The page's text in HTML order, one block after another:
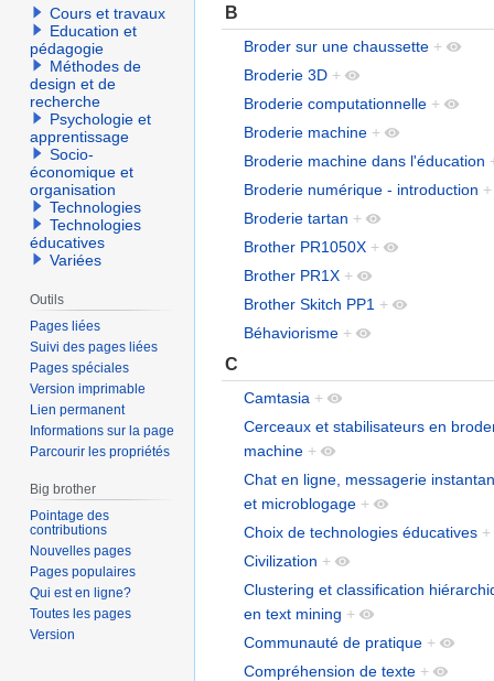
B
Broder sur une chaussette +
Broderie 3D +
Broderie computationnelle +
Broderie machine +
Broderie machine dans l'éducation
Broderie numérique - introduction +
Broderie tartan +
Brother PR1050X +
Brother PR1X +
Brother Skitch PP1 +
Béhaviorisme +
C
Camtasia +
Cerceaux et stabilisateurs en
machine +
Chat en ligne, messagerie
et microblogage +
Choix de technologies éducatives +
Civilization +
Clustering et classification
en text mining +
Communauté de pratique +
Compréhension de texte +
Cours et travaux
Education et
pédagogie
Méthodes de
design et de
recherche
Psychologie et
apprentissage
Socio-
économique et
organisation
Technologies
Technologies
éducatives
Variées
Outils
Pages liées
Suivi des pages liées
Pages spéciales
Version imprimable
Lien permanent
Informations sur la page
Parcourir les propriétés
Big brother
Pointage des
contributions
Nouvelles pages
Pages populaires
Qui est en ligne?
Toutes les pages
Version